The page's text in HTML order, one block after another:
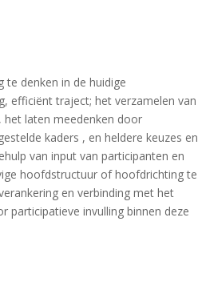
denken in de huidige
efficiënt traject; het verzamelen van
laten meedenken door
kaders , en heldere keuzes en
van input van participanten en
hoofdstructuur of hoofdrichting te
en verbinding met het
participatieve invulling binnen deze